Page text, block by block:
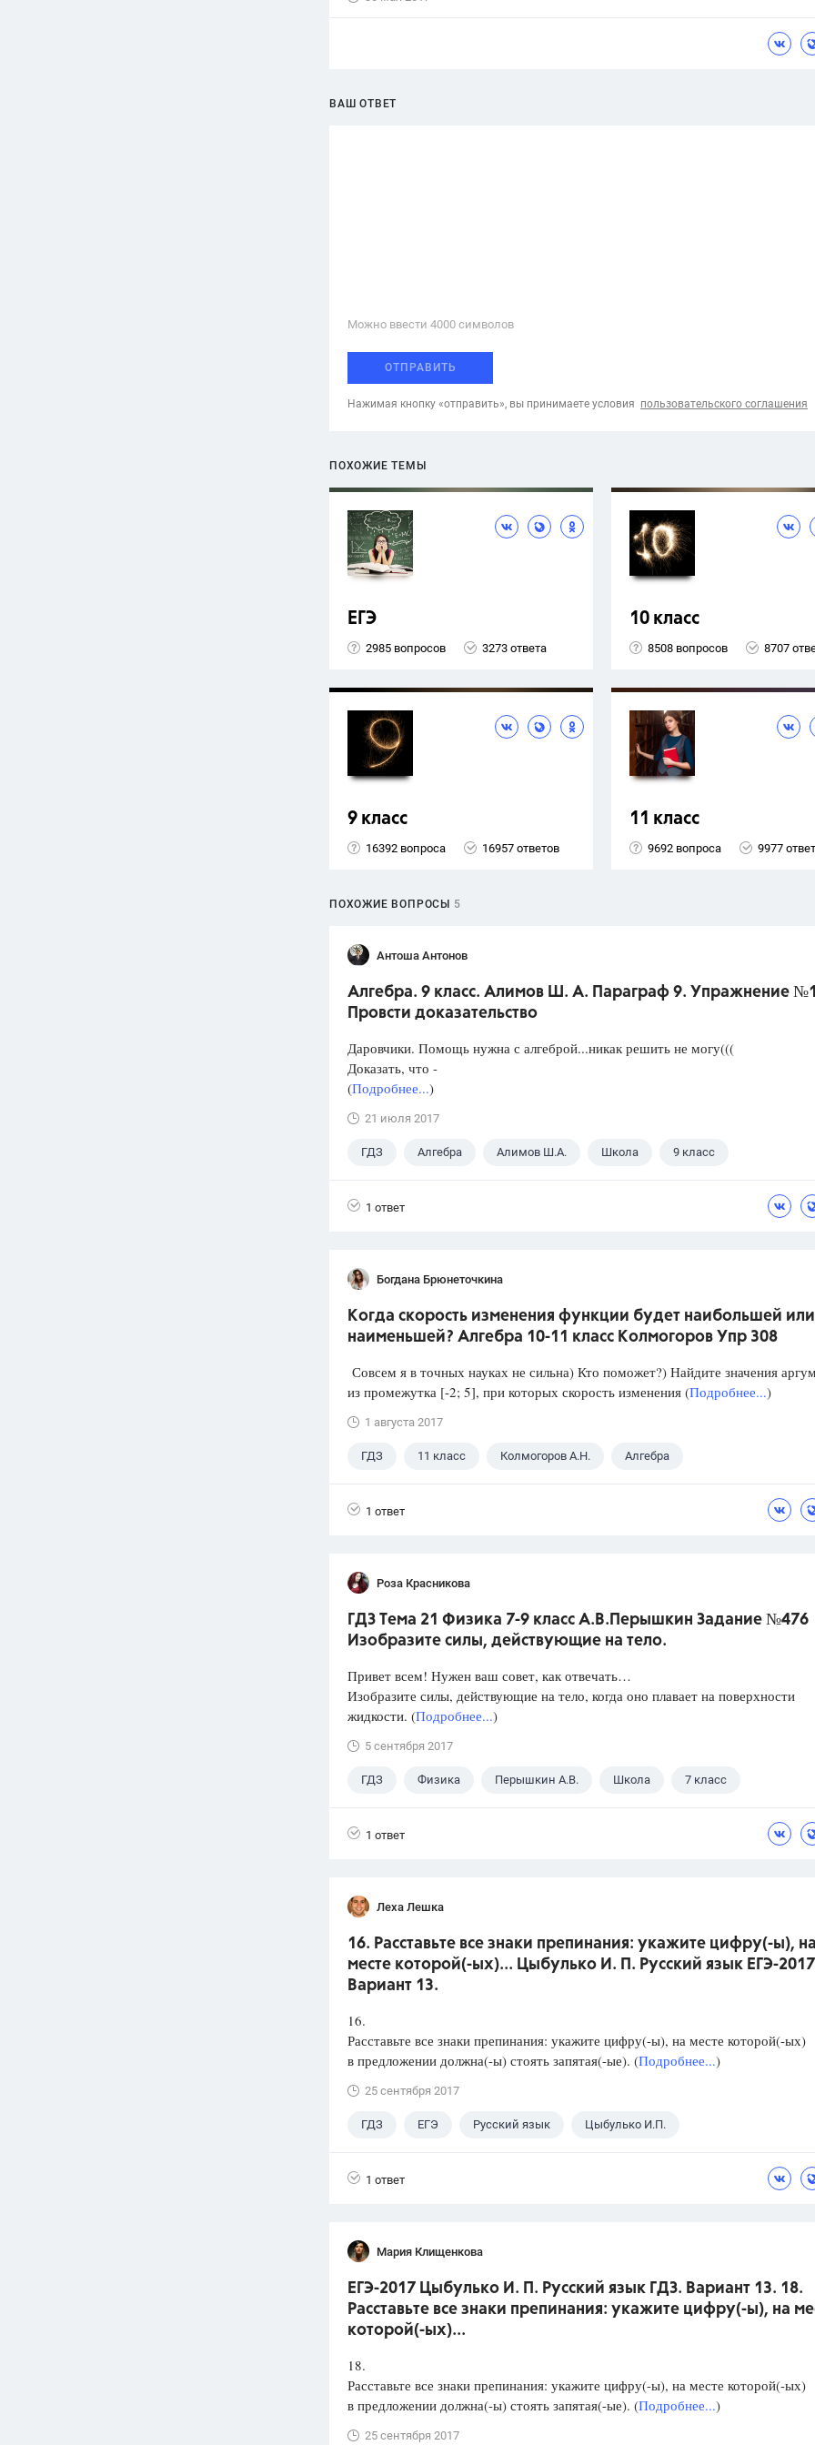
ВАШ ОТВЕТ
Можно ввести 4000 cимволов
ОТПРАВИТЬ
Нажимая кнопку «отправить», вы принимаете условия пользовательского соглашения
ПОХОЖИЕ ТЕМЫ
ЕГЭ
2985 вопросов 3273 ответа
10 класс
8508 вопросов 8707
9 класс
16392 вопроса 16957 ответов
11 класс
9692 вопроса 9977
ПОХОЖИЕ ВОПРОСЫ 5
Антоша Антонов
Алгебра. 9 класс. Алимов Ш. А. Параграф 9. Упражнение
Провсти доказательство
Даровчики. Помощь нужна с алгеброй...никак решить не могу(((
Доказать, что -
(Подробнее...)
21 июля 2017
ГДЗ Алгебра Алимов Ш.А. Школа 9 класс
1 ответ
Богдана Брюнеточкина
Когда скорость изменения функции будет наибольшей или
наименьшей? Алгебра 10-11 класс Колмогоров Упр 308
Совсем я в точных науках не сильна) Кто поможет?) Найдите значения
из промежутка [-2; 5], при которых скорость изменения (Подробнее...)
1 августа 2017
ГДЗ 11 класс Колмогоров А.Н. Алгебра
1 ответ
Роза Красникова
ГДЗ Тема 21 Физика 7-9 класс А.В.Перышкин Задание №476
Изобразите силы, действующие на тело.
Привет всем! Нужен ваш совет, как отвечать…
Изобразите силы, действующие на тело, когда оно плавает на поверхности
жидкости. (Подробнее...)
5 сентября 2017
ГДЗ Физика Перышкин А.В. Школа 7 класс
1 ответ
Леха Лешка
16. Расставьте все знаки препинания: укажите цифру(-ы),
месте которой(-ых)... Цыбулько И. П. Русский язык ЕГЭ-
Вариант 13.
16.
Расставьте все знаки препинания: укажите цифру(-ы), на месте которой(-ых)
в предложении должна(-ы) стоять запятая(-ые). (Подробнее...)
25 сентября 2017
ГДЗ ЕГЭ Русский язык Цыбулько И.П.
1 ответ
Мария Клищенкова
ЕГЭ-2017 Цыбулько И. П. Русский язык ГДЗ. Вариант 13. 18.
Расставьте все знаки препинания: укажите цифру(-ы), на
которой(-ых)...
18.
Расставьте все знаки препинания: укажите цифру(-ы), на месте которой(-ых)
в предложении должна(-ы) стоять запятая(-ые). (Подробнее...)
25 сентября 2017